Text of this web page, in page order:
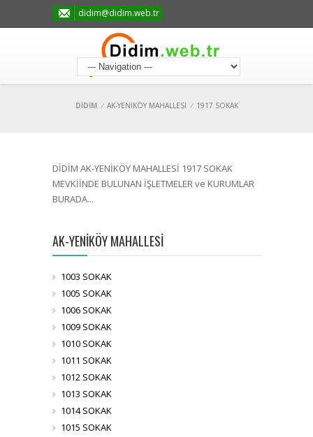
didim@didim.web.tr
DİDİM / AK-YENİKÖY MAHALLESİ / 1917 SOKAK
DİDİM AK-YENİKÖY MAHALLESİ 1917 SOKAK
MEVKİİNDE BULUNAN İŞLETMELER ve KURUMLAR
BURADA...
AK-YENİKÖY MAHALLESİ
1003 SOKAK
1005 SOKAK
1006 SOKAK
1009 SOKAK
1010 SOKAK
1011 SOKAK
1012 SOKAK
1013 SOKAK
1014 SOKAK
1015 SOKAK